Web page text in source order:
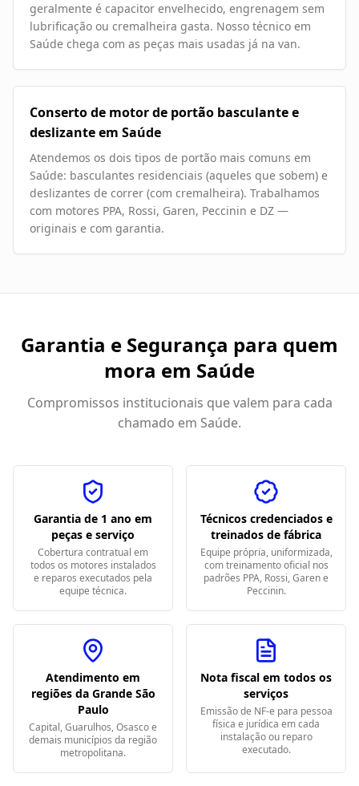
geralmente é capacitor envelhecido, engrenagem sem
lubrificação ou cremalheira gasta. Nosso técnico em
Saúde chega com as peças mais usadas já na van.
Conserto de motor de portão basculante e
deslizante em Saúde
Atendemos os dois tipos de portão mais comuns em
Saúde: basculantes residenciais (aqueles que sobem) e
deslizantes de correr (com cremalheira). Trabalhamos
com motores PPA, Rossi, Garen, Peccinin e DZ —
originais e com garantia.
Garantia e Segurança para quem
mora em Saúde
Compromissos institucionais que valem para cada
chamado em Saúde.
Garantia de 1 ano em
peças e serviço
Cobertura contratual em
todos os motores instalados
e reparos executados pela
equipe técnica.
Técnicos credenciados e
treinados de fábrica
Equipe própria, uniformizada,
com treinamento oficial nos
padrões PPA, Rossi, Garen e
Peccinin.
Atendimento em
regiões da Grande São
Paulo
Capital, Guarulhos, Osasco e
demais municípios da região
metropolitana.
Nota fiscal em todos os
serviços
Emissão de NF-e para pessoa
física e jurídica em cada
instalação ou reparo
executado.